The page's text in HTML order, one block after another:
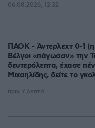
06.08.2026, 12:32
ΠΑΟΚ - Άντερλεχτ 0-1
Βέλγοι «πάγωσαν» την
δευτερόλεπτα, έχασε
Μιχαηλίδης, δείτε το γκολ
πριν 7 λεπτά